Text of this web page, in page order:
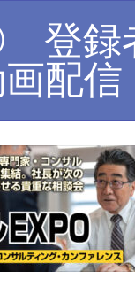
登録
配信